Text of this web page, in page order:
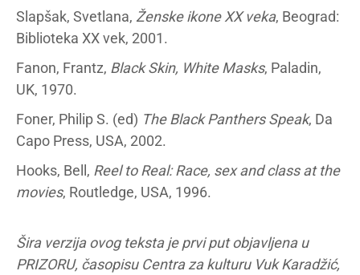
Slapšak, Svetlana, Ženske ikone XX veka, Beograd:
Biblioteka XX vek, 2001.
Fanon, Frantz, Black Skin, White Masks, Paladin,
UK, 1970.
Foner, Philip S. (ed) The Black Panthers Speak, Da
Capo Press, USA, 2002.
Hooks, Bell, Reel to Real: Race, sex and class at the
movies, Routledge, USA, 1996.
Šira verzija ovog teksta je prvi put objavljena u
PRIZORU, časopisu Centra za kulturu Vuk Karadžić,